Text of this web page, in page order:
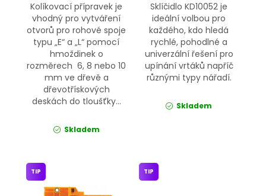
Kolíkovací přípravek je
vhodný pro vytváření
otvorů pro rohové spoje
typu „E“ a „L“ pomocí
hmoždinek o
rozměrech 6, 8 nebo 10
mm ve dřevě a
dřevotřískových
deskách do tloušťky...
Skladem
Sklíčidlo KD10052 je
ideální volbou pro
každého, kdo hledá
rychlé, pohodlné a
univerzální řešení pro
upínání vrtáků napříč
různými typy nářadí.
Skladem
TIP TIP